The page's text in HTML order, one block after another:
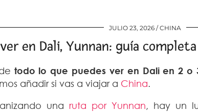
JULIO 23, 2026 CHINA
en Dali, Yunnan: guía
todo lo que puedes ver en Dali en 2 o
añadir si vas a viajar a China.
una ruta por Yunnan, hay un